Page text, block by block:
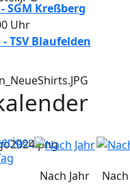
SGM Kreßberg
Uhr
TSV Blaufelden
Nach Jahr